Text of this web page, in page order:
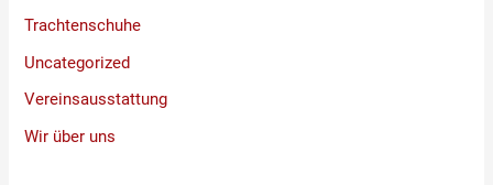
Trachtenschuhe
Uncategorized
Vereinsausstattung
Wir über uns